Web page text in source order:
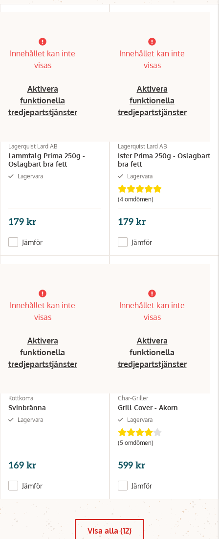
Innehållet kan inte
visas
Aktivera
funktionella
tredjepartstjänster
Lagerquist Lard AB
Lammtalg Prima 250g -
Oslagbart bra fett
Lagervara
179 kr
Jämför
Innehållet kan inte
visas
Aktivera
funktionella
tredjepartstjänster
Lagerquist Lard AB
Ister Prima 250g - Oslagbart
bra fett
Lagervara
(4 omdömen)
179 kr
Jämför
Innehållet kan inte
visas
Aktivera
funktionella
tredjepartstjänster
Köttkoma
Svinbränna
Lagervara
169 kr
Jämför
Innehållet kan inte
visas
Aktivera
funktionella
tredjepartstjänster
Char-Griller
Grill Cover - Akorn
Lagervara
(5 omdömen)
599 kr
Jämför
Visa alla (12)